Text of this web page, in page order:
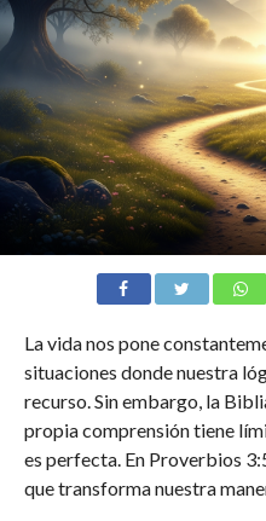
La vida nos pone
situaciones donde nuestra
recurso. Sin embargo, la
propia comprensión tiene
es perfecta. En Proverbios
que transforma nuestra